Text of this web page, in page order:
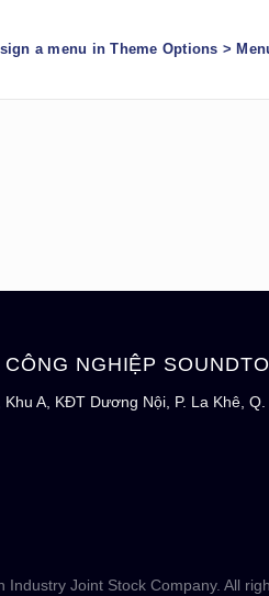
a menu in Theme Options >
NGHIỆP
A, KĐT Dương Nội, P. La Khê,
Joint Stock Company. All